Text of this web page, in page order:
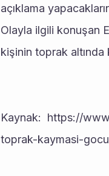
açıklama
Olayla ilgili konuşan
kişinin toprak altında
Kaynak:  https://
toprak-kaymasi-